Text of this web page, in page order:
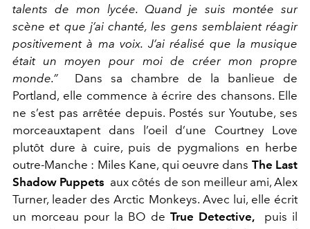
talents de mon lycée. Quand je suis montée sur
scène et que j’ai chanté, les gens semblaient réagir
positivement à ma voix. J’ai réalisé que la musique
était un moyen pour moi de créer mon propre
monde.”
Dans sa chambre de la banlieue de
Portland, elle commence à écrire des chansons. Elle
ne s’est pas arrêtée depuis. Postés sur Youtube, ses
morceauxtapent dans l’oeil d’une Courtney Love
plutôt dure à cuire, puis de pygmalions en herbe
outre-Manche : Miles Kane, qui oeuvre dans The Last
Shadow Puppets aux côtés de son meilleur ami, Alex
Turner, leader des Arctic Monkeys. Avec lui, elle écrit
un morceau pour la BO de True Detective,puis il